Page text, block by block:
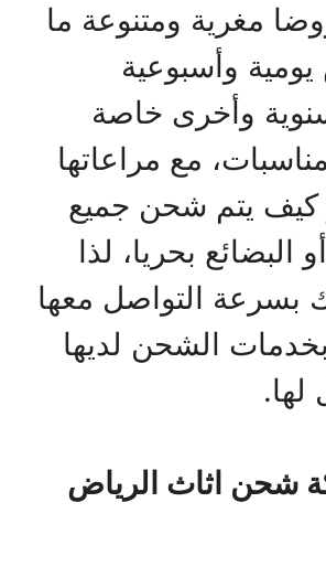
مغرية ومتنوعة ما
وأسبوعية
وأخرى خاصة
مع مراعاتها
كيف يتم شحن جميع
البضائع بحريا، لذا
بسرعة التواصل معها
الشحن لديها
لها.
شحن اثاث الرياض